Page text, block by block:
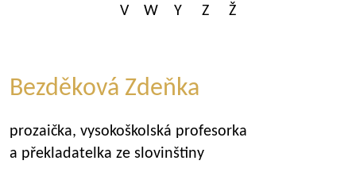
V
W Y Z Ž
Bezděková Zdeňka
prozaička, vysokoškolská profesorka
a překladatelka ze slovinštiny